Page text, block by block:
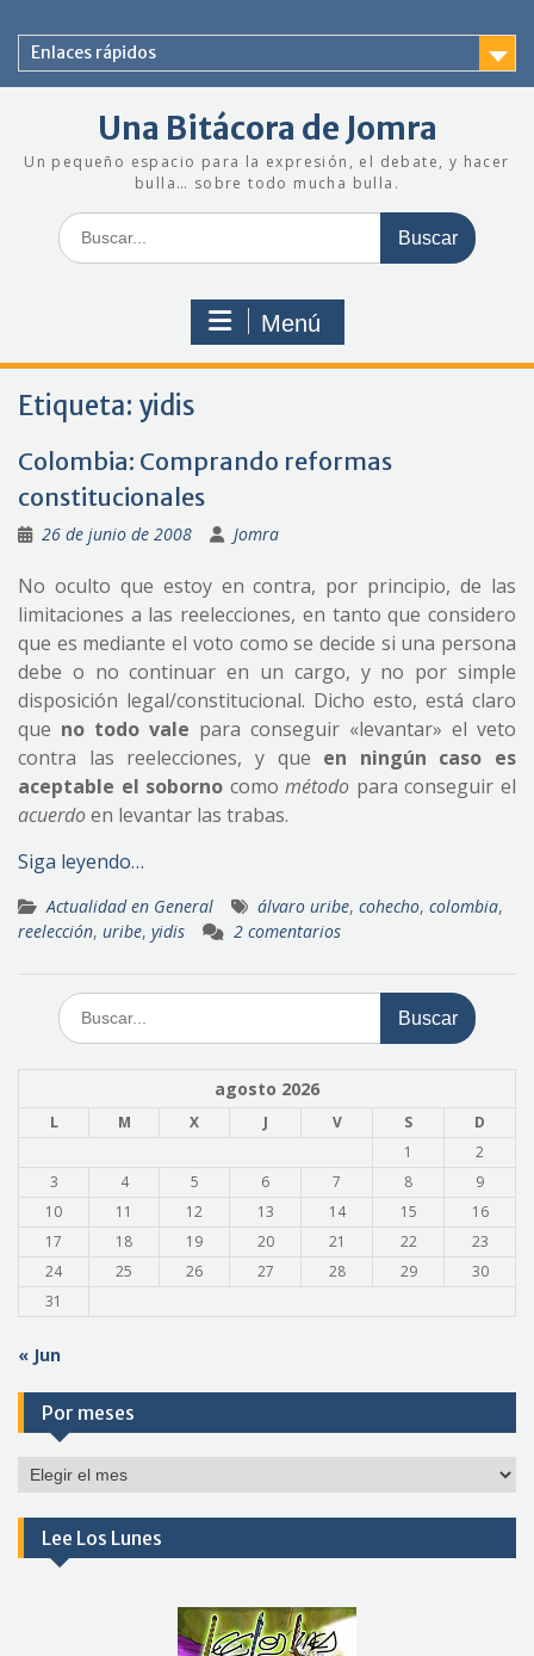
contenido
Enlaces rápidos
Una Bitácora de Jomra
Un pequeño espacio para la expresión, el debate, y hacer
bulla… sobre todo mucha bulla.
Buscar:
Menú
Etiqueta: yidis
Colombia: Comprando reformas
constitucionales
26 de junio de 2008 Jomra
No oculto que estoy en contra, por principio, de las
limitaciones a las reelecciones, en tanto que considero
que es mediante el voto como se decide si una persona
debe o no continuar en un cargo, y no por simple
disposición legal/constitucional. Dicho esto, está claro
que no todo vale para conseguir «levantar» el veto
contra las reelecciones, y que en ningún caso es
aceptable el soborno comométodo para conseguir el
acuerdoen levantar las trabas.
Siga leyendo…
Actualidad en General álvaro uribe, cohecho, colombia,
reelección, uribe, yidis 2 comentarios
Buscar:
agosto 2026
L M X J V S
D
1
2
3
4 5 6 7 8
9
10
11 12 13 14 15
16
17
18 19 20 21 22
23
24
25 26 27 28 29
30
31
« Jun
Por meses
Por
Lee Los Lunes